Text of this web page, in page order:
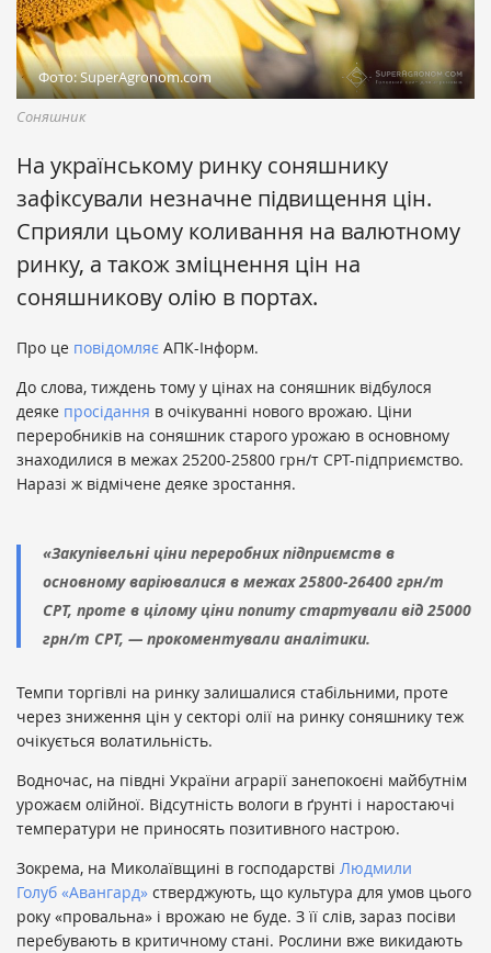
Фото: SuperAgronom.com
Соняшник
На українському ринку соняшнику
зафіксували незначне підвищення цін.
Сприяли цьому коливання на валютному
ринку, а також зміцнення цін на
соняшникову олію в портах.
Про це повідомляє АПК-Інформ.
До слова, тиждень тому у цінах на соняшник відбулося
деяке просідання в очікуванні нового врожаю. Ціни
переробників на соняшник старого урожаю в основному
знаходилися в межах 25200-25800 грн/т СРТ-підприємство.
Наразі ж відмічене деяке зростання.
«Закупівельні ціни переробних підприємств в
основному варіювалися в межах 25800-26400 грн/т
СРТ, проте в цілому ціни попиту стартували від 25000
грн/т СРТ, — прокоментували аналітики.
Темпи торгівлі на ринку залишалися стабільними, проте
через зниження цін у секторі олії на ринку соняшнику теж
очікується волатильність.
Водночас, на півдні України аграрії занепокоєні майбутнім
урожаєм олійної. Відсутність вологи в ґрунті і наростаючі
температури не приносять позитивного настрою.
Зокрема, на Миколаївщині в господарстві Людмили
Голуб «Авангард» стверджують, що культура для умов цього
року «провальна» і врожаю не буде. З її слів, зараз посіви
перебувають в критичному стані. Рослини вже викидають